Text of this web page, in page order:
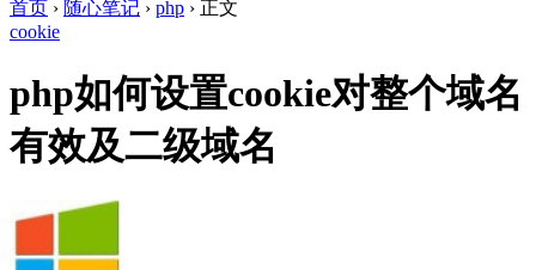
首页 › 随心笔记 › php › 正文
cookie
php如何设置cookie对整个域名
有效及二级域名